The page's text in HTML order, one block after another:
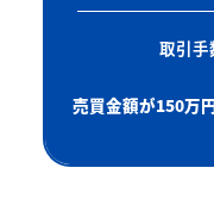
取引手
売買金額が150万